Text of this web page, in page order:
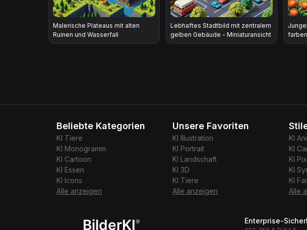
Malerische Plateaus mit alten
Ruinen und Wasserfall
Lebhaftes Stadtbild mit zentralem
gelben Gebäude - Miniaturansicht
Beliebte Kategorien
KI Tiere
KI Monogramm
KI Cartoon
KI Essen
KI Icons
Alle anzeigen
Unsere Favoriten
KI Illustration
KI Portrait
KI Landschaft
KI3D
KI Tiere
Alle anzeigen
KI
KI
KI
KI
KI
Alle
BilderKI® Enterprise-